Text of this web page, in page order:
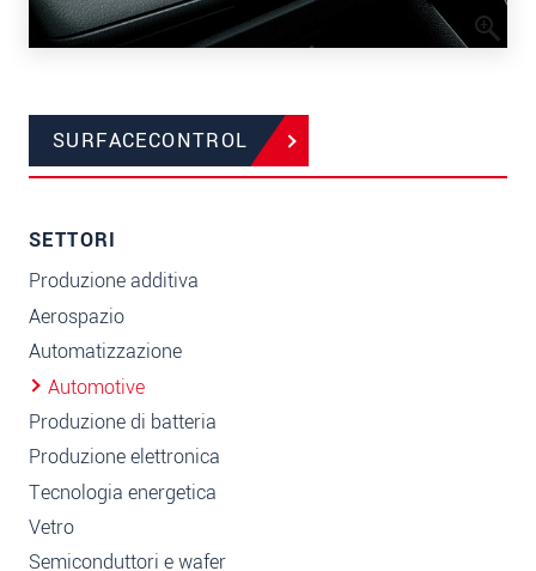
SURFACECONTROL
SETTORI
Produzione additiva
Aerospazio
Automatizzazione
Automotive
Produzione di batteria
Produzione elettronica
Tecnologia energetica
Vetro
Semiconduttori e wafer